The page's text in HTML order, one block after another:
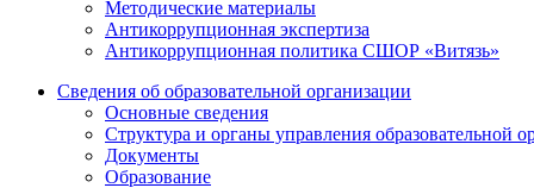
Методические материалы
Антикоррупционная экспертиза
Антикоррупционная политика СШОР «Витязь»
Сведения об образовательной организации
Основные сведения
Структура и органы управления образовательной
Документы
Образование